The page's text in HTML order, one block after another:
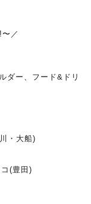
／
ダー、フード&ドリ
・大船)
(豊田)